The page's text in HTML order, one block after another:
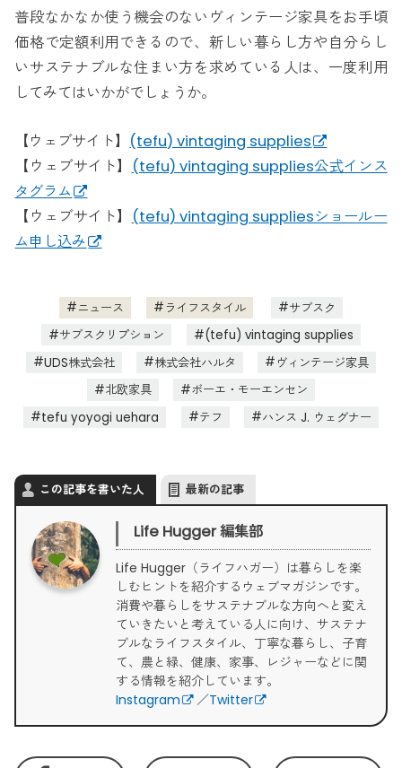
普段なかなか使う機会のないヴィンテージ家具をお手頃
価格で定額利用できるので、新しい暮らし方や自分らし
いサステナブルな住まい方を求めている人は、一度利用
してみてはいかがでしょうか。
【ウェブサイト】 (tefu) vintaging supplies
【ウェブサイト】
(tefu) vintaging supplies公式インス
タグラム
【ウェブサイト】
(tefu) vintaging suppliesショールー
ム申し込み
ニュース ライフスタイル
サブスク
サブスクリプション
(tefu) vintaging supplies
UDS株式会社
株式会社ハルタ
ヴィンテージ家具
北欧家具
ボーエ・モーエンセン
tefu yoyogi uehara
テフ ハンス J. ウェグナー
この記事を書いた人 最新の記事
Life Hugger 編集部
Life Hugger（ライフハガー）は暮らしを楽
しむヒントを紹介するウェブマガジンです。
消費や暮らしをサステナブルな方向へと変え
ていきたいと考えている人に向け、サステナ
ブルなライフスタイル、丁寧な暮らし、子育
て、農と緑、健康、家事、レジャーなどに関
する情報を紹介しています。
Instagram
／Twitter